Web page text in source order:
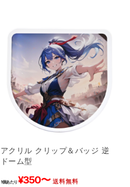
アクリル クリップ＆バッジ 逆
ドーム型
1個あたり ¥350〜 送料無料